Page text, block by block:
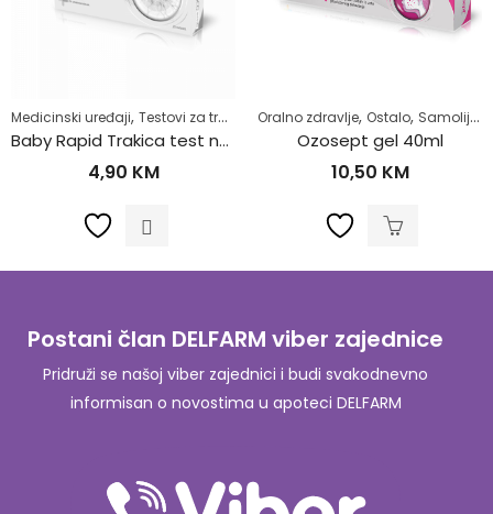
Medicinski uređaji, Testovi za trudnoću ,Zdrav život
Baby Rapid Trakica test na Trudnoću
4,90 KM
Oralno zdravlje, Ostalo, Samoliječenje
Ozosept gel 40ml
10,50 KM
Postani član DELFARM viber zajednice
Pridruži se našoj viber zajednici i budi svakodnevno
informisan o novostima u apoteci DELFARM